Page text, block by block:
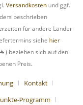
Versandkosten und ggf.
beschrieben
für andere Länder
siehe hier
) beziehen sich auf den
Preis.
Kontakt
Programm